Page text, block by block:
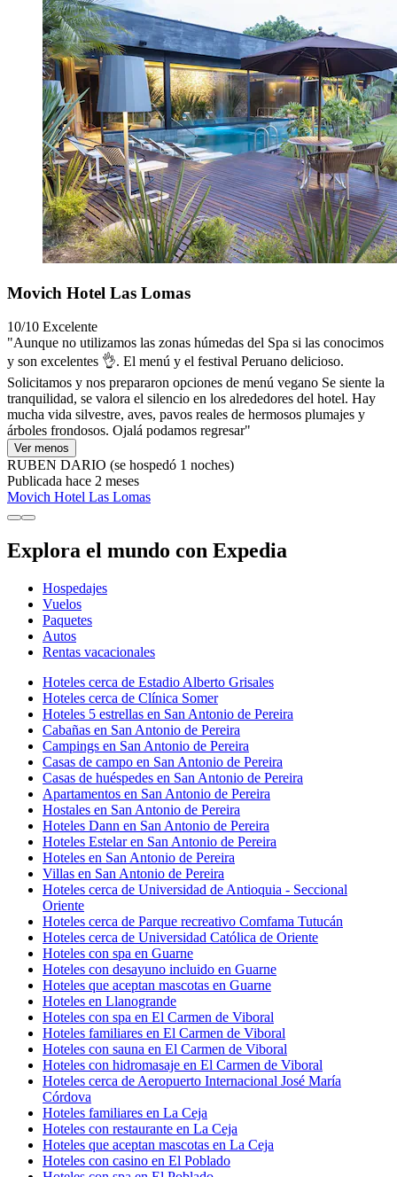
Movich Hotel Las Lomas
10/10 Excelente
"Aunque no utilizamos las zonas húmedas del Spa si las conocimos
y son excelentes 👌. El menú y el festival Peruano delicioso.
Solicitamos y nos prepararon opciones de menú vegano Se siente la
tranquilidad, se valora el silencio en los alrededores del hotel. Hay
mucha vida silvestre, aves, pavos reales de hermosos plumajes y
árboles frondosos. Ojalá podamos regresar"
Ver menos
RUBEN DARIO (se hospedó 1 noches)
Publicada hace 2 meses
Movich Hotel Las Lomas
Explora el mundo con Expedia
Hospedajes
Vuelos
Paquetes
Autos
Rentas vacacionales
Hoteles cerca de Estadio Alberto Grisales
Hoteles cerca de Clínica Somer
Hoteles 5 estrellas en San Antonio de Pereira
Cabañas en San Antonio de Pereira
Campings en San Antonio de Pereira
Casas de campo en San Antonio de Pereira
Casas de huéspedes en San Antonio de Pereira
Apartamentos en San Antonio de Pereira
Hostales en San Antonio de Pereira
Hoteles Dann en San Antonio de Pereira
Hoteles Estelar en San Antonio de Pereira
Hoteles en San Antonio de Pereira
Villas en San Antonio de Pereira
Hoteles cerca de Universidad de Antioquia - Seccional
Oriente
Hoteles cerca de Parque recreativo Comfama Tutucán
Hoteles cerca de Universidad Católica de Oriente
Hoteles con spa en Guarne
Hoteles con desayuno incluido en Guarne
Hoteles que aceptan mascotas en Guarne
Hoteles en Llanogrande
Hoteles con spa en El Carmen de Viboral
Hoteles familiares en El Carmen de Viboral
Hoteles con sauna en El Carmen de Viboral
Hoteles con hidromasaje en El Carmen de Viboral
Hoteles cerca de Aeropuerto Internacional José María
Córdova
Hoteles familiares en La Ceja
Hoteles con restaurante en La Ceja
Hoteles que aceptan mascotas en La Ceja
Hoteles con casino en El Poblado